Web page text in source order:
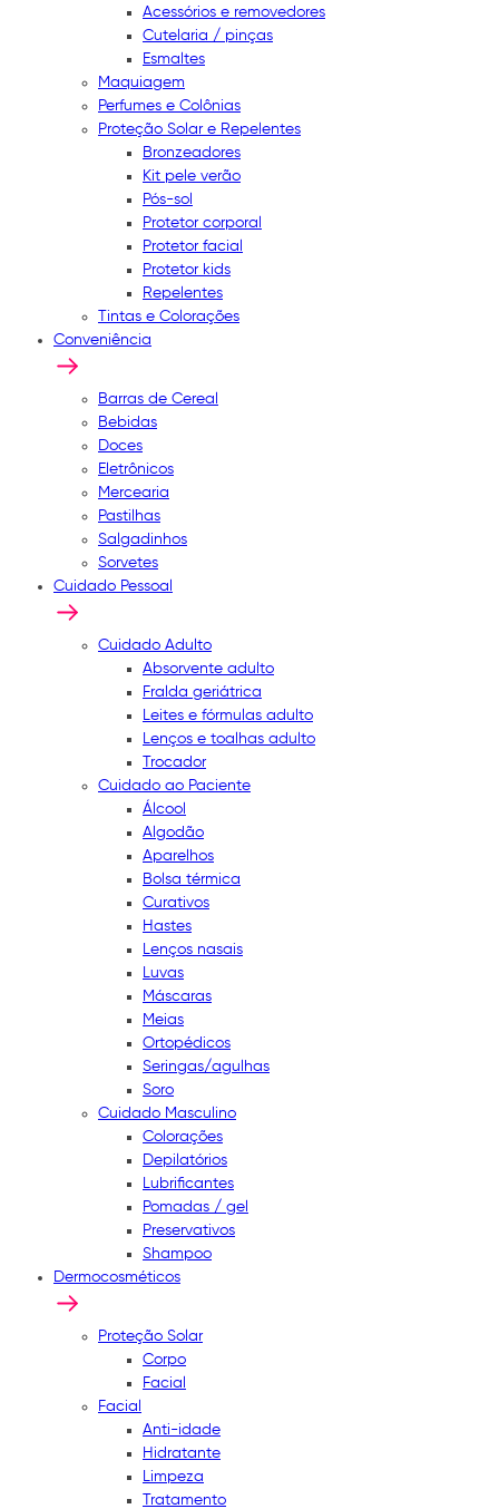
Acessórios e removedores
Cutelaria / pinças
Esmaltes
Maquiagem
Perfumes e Colônias
Proteção Solar e Repelentes
Bronzeadores
Kit pele verão
Pós-sol
Protetor corporal
Protetor facial
Protetor kids
Repelentes
Tintas e Colorações
Conveniência
Barras de Cereal
Bebidas
Doces
Eletrônicos
Mercearia
Pastilhas
Salgadinhos
Sorvetes
Cuidado Pessoal
Cuidado Adulto
Absorvente adulto
Fralda geriátrica
Leites e fórmulas adulto
Lenços e toalhas adulto
Trocador
Cuidado ao Paciente
Álcool
Algodão
Aparelhos
Bolsa térmica
Curativos
Hastes
Lenços nasais
Luvas
Máscaras
Meias
Ortopédicos
Seringas/agulhas
Soro
Cuidado Masculino
Colorações
Depilatórios
Lubrificantes
Pomadas / gel
Preservativos
Shampoo
Dermocosméticos
Proteção Solar
Corpo
Facial
Facial
Anti-idade
Hidratante
Limpeza
Tratamento